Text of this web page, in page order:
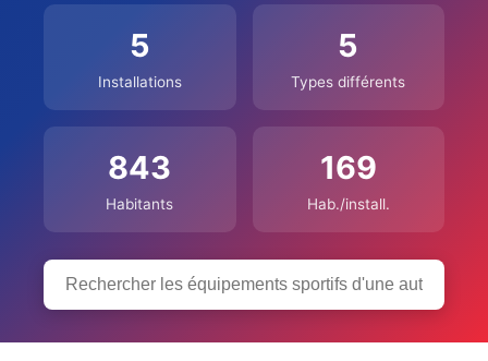
5
Installations
5
Types différents
843
Habitants
169
Hab./install.